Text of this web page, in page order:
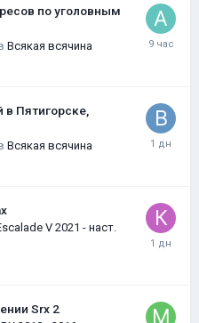
по уголовным
Всякая всячина
Пятигорске,
Всякая всячина
V 2021 - наст.
Srx 2